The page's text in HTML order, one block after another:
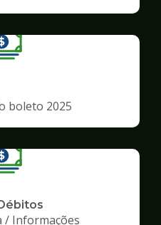
boleto 2025
/ Informações